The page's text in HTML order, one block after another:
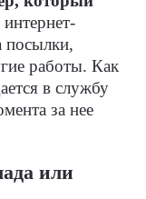
посылки,
работы. Как
в службу
за нее
или